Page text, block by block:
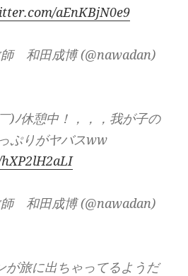
aEnKBjN0e9
和田成博 (@nawadan)
)ﾉ休憩中！，，，我が子の
ぷりがヤバスww
和田成博 (@nawadan)
が旅に出ちゃってるようだ